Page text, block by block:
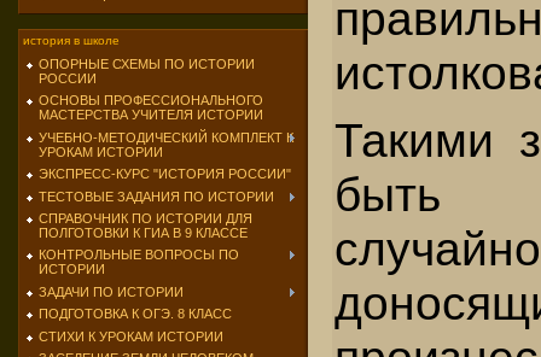
история в школе
ОПОРНЫЕ СХЕМЫ ПО ИСТОРИИ
РОССИИ
ОСНОВЫ ПРОФЕССИОНАЛЬНОГО
МАСТЕРСТВА УЧИТЕЛЯ ИСТОРИИ
УЧЕБНО-МЕТОДИЧЕСКИЙ КОМПЛЕКТ К
УРОКАМ ИСТОРИИ
ЭКСПРЕСС-КУРС "ИСТОРИЯ РОССИИ"
ТЕСТОВЫЕ ЗАДАНИЯ ПО ИСТОРИИ
СПРАВОЧНИК ПО ИСТОРИИ ДЛЯ
ПОЛГОТОВКИ К ГИА В 9 КЛАССЕ
КОНТРОЛЬНЫЕ ВОПРОСЫ ПО
ИСТОРИИ
ЗАДАЧИ ПО ИСТОРИИ
ПОДГОТОВКА К ОГЭ. 8 КЛАСС
СТИХИ К УРОКАМ ИСТОРИИ
Такими
быть
случайно